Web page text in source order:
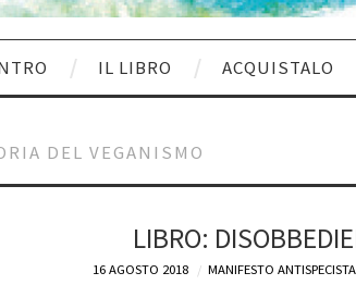
IL LIBRO ACQUISTALO
DEL VEGANISMO
LIBRO:
16 AGOSTO 2018 MANIFESTO ANTISPECISTA